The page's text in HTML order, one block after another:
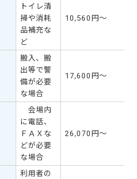
トイレ清
掃や消耗
品補充な
ど
10,560円～
搬入、搬
出等で警
備が必要
な場合
17,600円～
会場内
に電話、
ＦＡＸな
どが必要
な場合
26,070円～
利用者の